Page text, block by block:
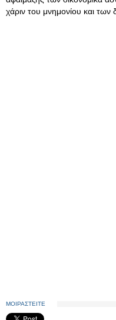
χάριν του μνημονίου και των
ΜΟΙΡΑΣΤΕΙΤΕ